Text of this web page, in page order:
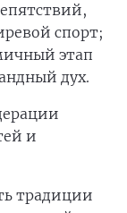
спорт;
этап
дух.
и
традиции